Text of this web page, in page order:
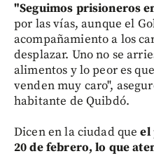
"Seguimos prisioneros
por las vías, aunque el
acompañamiento a los
desplazar. Uno no se
alimentos y lo peor es
venden muy caro",
habitante de Quibdó.
Dicen en la ciudad queel
20 de febrero, lo que